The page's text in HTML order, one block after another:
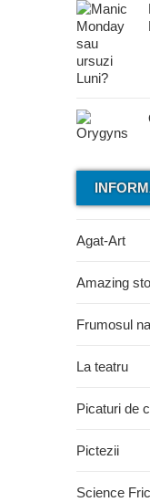
Agat-Art
Amazing
Frumosul
La teatru
Picaturi de
Pictezii
Science